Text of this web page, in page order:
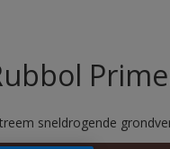
sneldrogende